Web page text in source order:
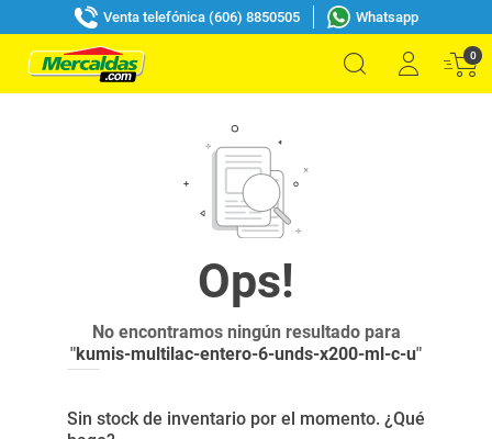
Venta telefónica (606) 8850505 Whatsapp
0
No encontramos ningún resultado para
"kumis-multilac-entero-6-unds-x200-ml-c-u"
Sin stock de inventario por el momento. ¿Qué